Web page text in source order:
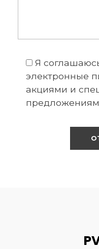
Я
электронные
акциями и